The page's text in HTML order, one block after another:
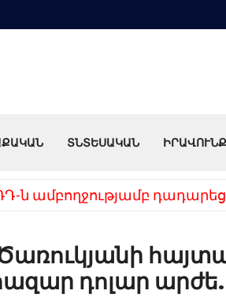
ՏՆՏԵՍԱԿԱՆ ԻՐԱՎՈՒՆՔ
ն ամբողջությամբ
դոլար